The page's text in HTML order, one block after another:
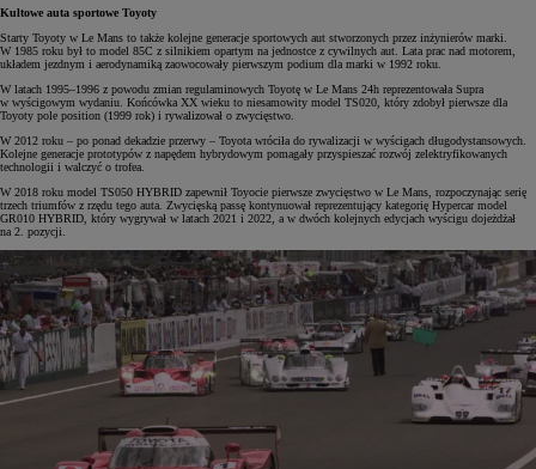
Kultowe auta sportowe Toyoty
Starty Toyoty w Le Mans to także kolejne generacje sportowych aut stworzonych przez inżynierów marki.
W 1985 roku był to model 85C z silnikiem opartym na jednostce z cywilnych aut. Lata prac nad motorem,
układem jezdnym i aerodynamiką zaowocowały pierwszym podium dla marki w 1992 roku.
W latach 1995–1996 z powodu zmian regulaminowych Toyotę w Le Mans 24h reprezentowała Supra
w wyścigowym wydaniu. Końcówka XX wieku to niesamowity model TS020, który zdobył pierwsze dla
Toyoty pole position (1999 rok) i rywalizował o zwycięstwo.
W 2012 roku – po ponad dekadzie przerwy – Toyota wróciła do rywalizacji w wyścigach długodystansowych.
Kolejne generacje prototypów z napędem hybrydowym pomagały przyspieszać rozwój zelektryfikowanych
technologii i walczyć o trofea.
W 2018 roku model TS050 HYBRID zapewnił Toyocie pierwsze zwycięstwo w Le Mans, rozpoczynając serię
trzech triumfów z rzędu tego auta. Zwycięską passę kontynuował reprezentujący kategorię Hypercar model
GR010 HYBRID, który wygrywał w latach 2021 i 2022, a w dwóch kolejnych edycjach wyścigu dojeżdżał
na 2. pozycji.